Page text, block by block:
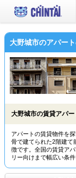
大野城市のアパー
大野城市の賃貸アパー
アパートの賃貸物件を
骨で建てられた2階建て
徴です。全国の賃貸ア
リー向けまで幅広い条件